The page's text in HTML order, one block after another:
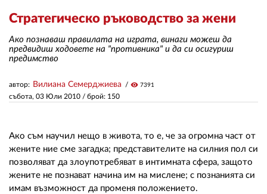
Стратегическо ръководство за жени
Ако познаваш правилата на играта, винаги можеш да
предвидиш ходовете на "противника" и да си осигуриш
предимство
събота, 03 Юли 2010 / брой: 150
автор: Вилиана Семерджиева visibility 7391
Ако съм научил нещо в живота, то е, че за огромна част от
жените ние сме загадка; представителите на силния пол си
позволяват да злоупотребяват в интимната сфера, защото
жените не познават начина им на мислене; с познанията си
имам възможност да променя положението.
ЗА НАС
РЕДАКЦИЯ
РЕКЛАМА
АБОНАМЕНТ
УСЛОВИЯ ЗА ПОЛЗВАНЕ